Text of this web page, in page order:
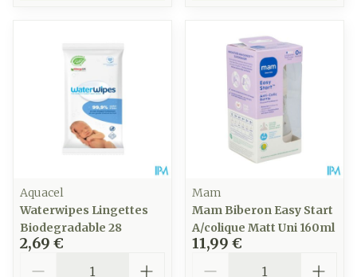
Aquacel
Waterwipes Lingettes
Biodegradable 28
2,69 €
Mam
Mam Biberon Easy Start
A/colique Matt Uni 160ml
11,99 €